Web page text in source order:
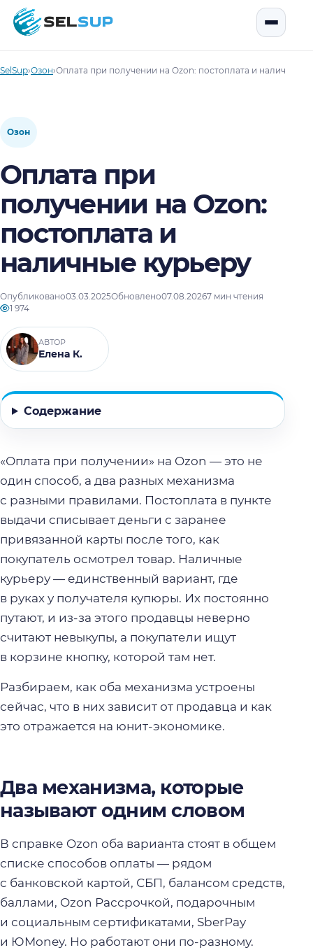
SelSup
SelSup›Озон›Оплата при получении на Ozon: постоплата и наличные
Озон
Оплата при
получении на Ozon:
постоплата и
наличные курьеру
Опубликовано03.03.2025Обновлено07.08.20267 мин чтения
1 974
АВТОР
Елена К.
Содержание
«Оплата при получении» на Ozon — это не
один способ, а два разных механизма
с разными правилами. Постоплата в пункте
выдачи списывает деньги с заранее
привязанной карты после того, как
покупатель осмотрел товар. Наличные
курьеру — единственный вариант, где
в руках у получателя купюры. Их постоянно
путают, и из-за этого продавцы неверно
считают невыкупы, а покупатели ищут
в корзине кнопку, которой там нет.
Разбираем, как оба механизма устроены
сейчас, что в них зависит от продавца и как
это отражается на юнит-экономике.
Два механизма, которые
называют одним словом
В справке Ozon оба варианта стоят в общем
списке способов оплаты — рядом
с банковской картой, СБП, балансом средств,
баллами, Ozon Рассрочкой, подарочным
и социальным сертификатами, SberPay
и ЮMoney. Но работают они по-разному.